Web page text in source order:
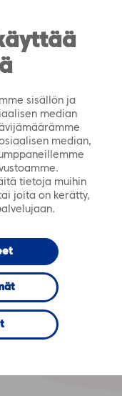
sisällön ja
median
median,
tietoja muihin
joita on kerätty,
FI SV
365 ja
9:
ja